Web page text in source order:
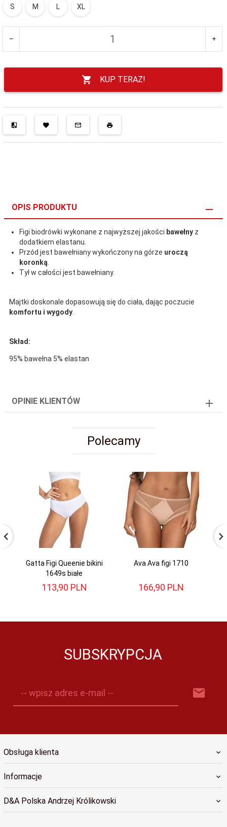
S M L XL
KUP TERAZ!
OPIS PRODUKTU
Figi biodrówki wykonane z najwyższej jakości bawełny z
dodatkiem elastanu.
Przód jest bawełniany wykończony na górze uroczą
koronką
Tył w całości jest bawełniany.
Majtki doskonale dopasowują się do ciała, dając poczucie
komfortu i wygody
Skład:
95% bawełna 5% elastan
OPINIE KLIENTÓW
Polecamy
Gatta Figi Queenie bikini
1649s białe
113,90 PLN
Ava Ava figi 1710
166,90 PLN
SUBSKRYPCJA
-- wpisz adres e-mail --
Obsługa klienta
Informacje
D&A Polska Andrzej Królikowski